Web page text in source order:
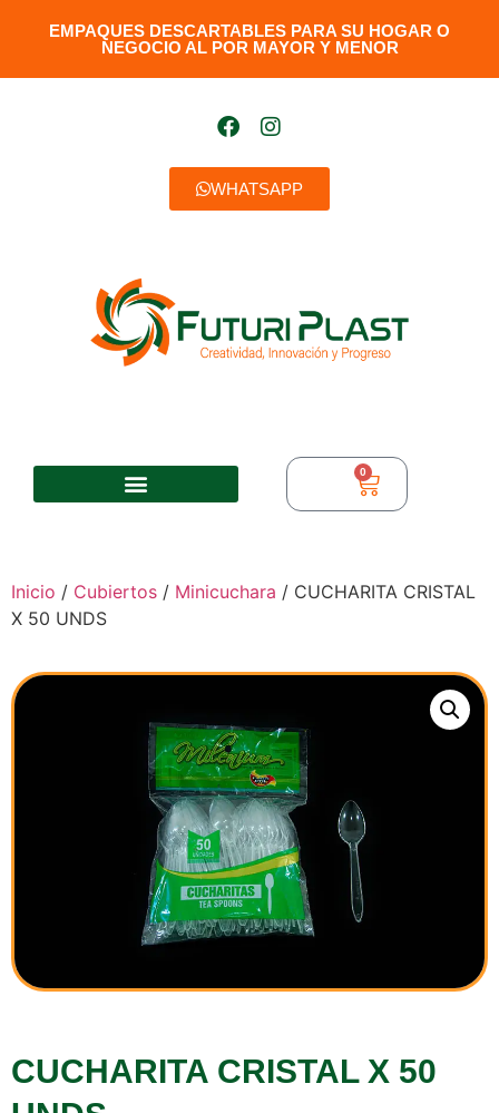
EMPAQUES DESCARTABLES PARA SU HOGAR O
NEGOCIO AL POR MAYOR Y MENOR​
WHATSAPP
0
Inicio / Cubiertos / Minicuchara / CUCHARITA CRISTAL
X 50 UNDS
CUCHARITA CRISTAL X 50